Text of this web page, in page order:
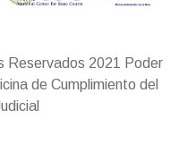
Reservados 2021 Poder
de Cumplimiento del